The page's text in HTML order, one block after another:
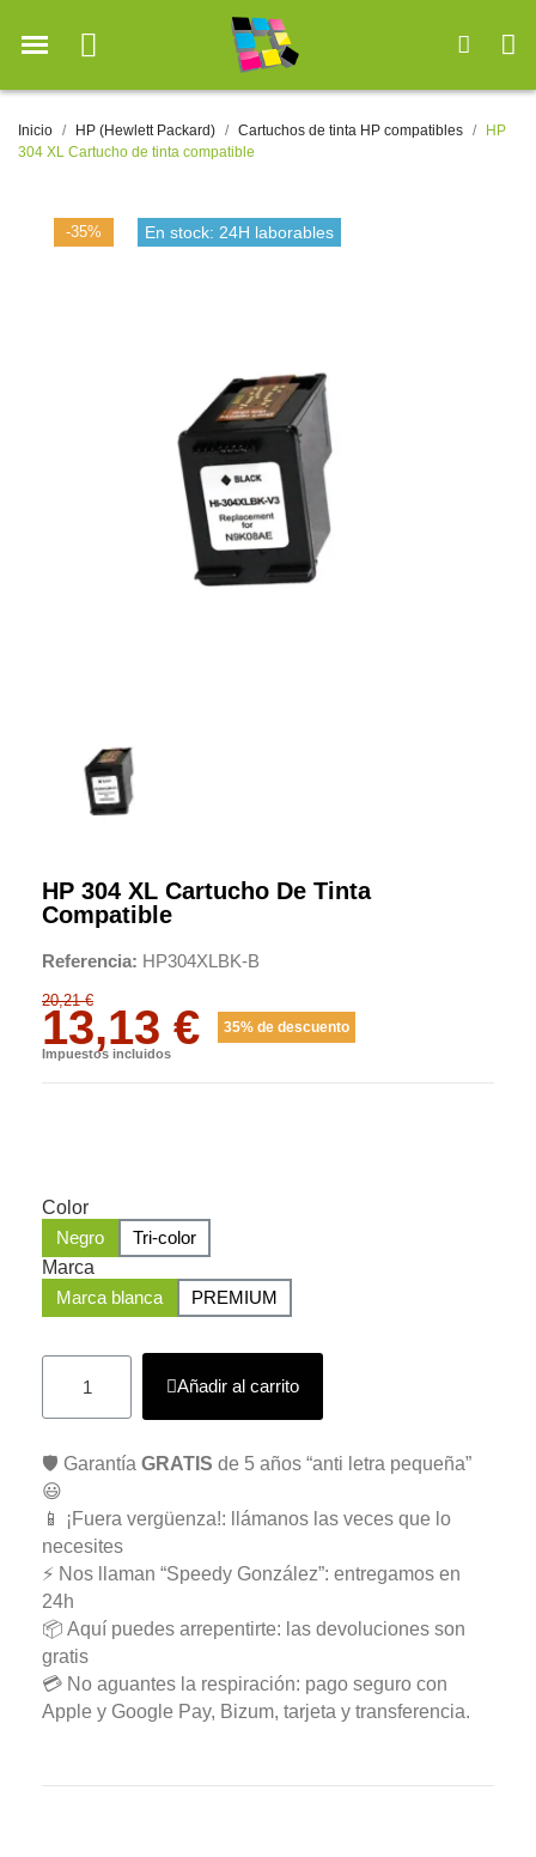
Inicio HP (Hewlett Packard) Cartuchos de tinta HP compatibles
HP
304 XL Cartucho de tinta compatible
-35% En stock: 24H laborables
HP 304 XL Cartucho De Tinta
Compatible
Referencia HP304XLBK-B
20,21 €
13,13 € 35% de descuento
Impuestos incluidos
Color
Negro
Tri-color
Marca
Marca blanca
PREMIUM
Añadir al carrito
🛡️ Garantía GRATIS de 5 años “anti letra pequeña”
😃
📱 ¡Fuera vergüenza!: llámanos las veces que lo
necesites
⚡ Nos llaman “Speedy González”: entregamos en
24h
📦 Aquí puedes arrepentirte: las devoluciones son
gratis
💳 No aguantes la respiración: pago seguro con
Apple y Google Pay, Bizum, tarjeta y transferencia.